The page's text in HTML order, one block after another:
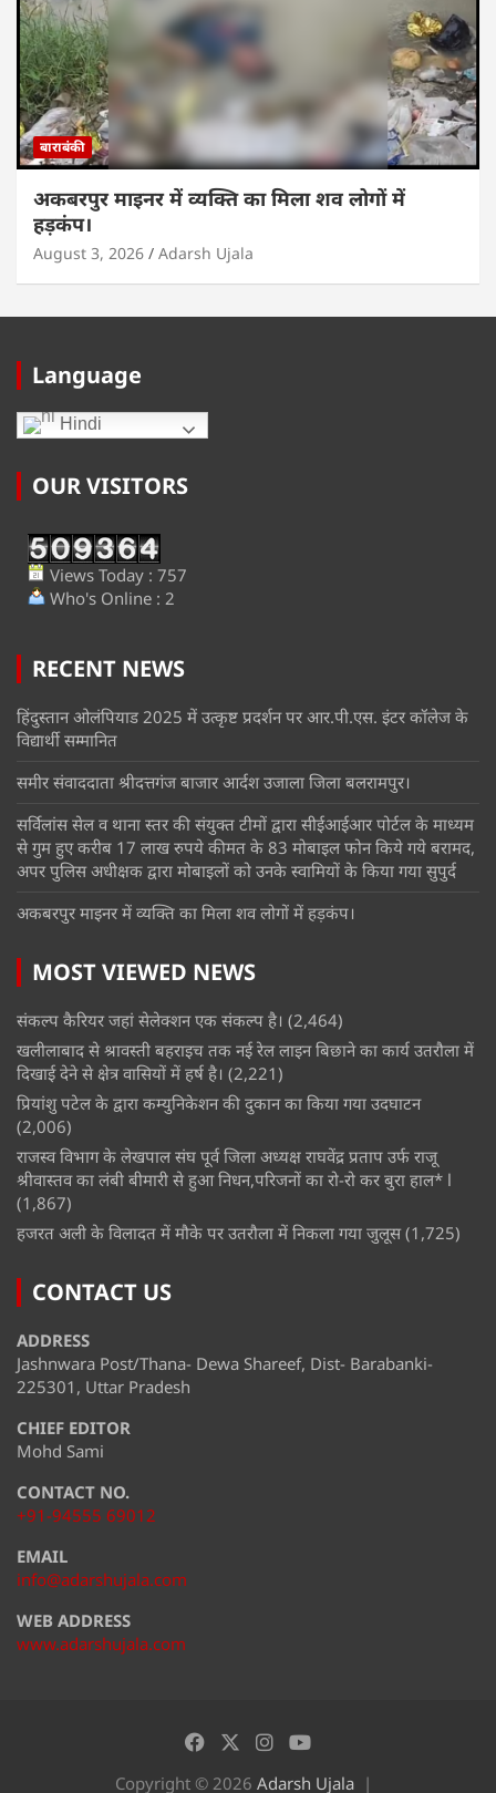
बाराबंकी
अकबरपुर माइनर में व्यक्ति का मिला शव लोगों में
हड़कंप।
August 3, 2026 Adarsh Ujala
Language
Hindi
OUR VISITORS
Views Today : 757
Who's Online : 2
RECENT NEWS
हिंदुस्तान ओलंपियाड 2025 में उत्कृष्ट प्रदर्शन पर आर.पी.एस. इंटर कॉलेज के
विद्यार्थी सम्मानित
समीर संवाददाता श्रीदत्तगंज बाजार आर्दश उजाला जिला बलरामपुर।
सर्विलांस सेल व थाना स्तर की संयुक्त टीमों द्वारा सीईआईआर पोर्टल के माध्यम
से गुम हुए करीब 17 लाख रुपये कीमत के 83 मोबाइल फोन किये गये बरामद,
अपर पुलिस अधीक्षक द्वारा मोबाइलों को उनके स्वामियों के किया गया सुपुर्द
अकबरपुर माइनर में व्यक्ति का मिला शव लोगों में हड़कंप।
MOST VIEWED NEWS
संकल्प कैरियर जहां सेलेक्शन एक संकल्प है। (2,464)
खलीलाबाद से श्रावस्ती बहराइच तक नई रेल लाइन बिछाने का कार्य उतरौला में
दिखाई देने से क्षेत्र वासियों में हर्ष है। (2,221)
प्रियांशु पटेल के द्वारा कम्युनिकेशन की दुकान का किया गया उदघाटन
(2,006)
राजस्व विभाग के लेखपाल संघ पूर्व जिला अध्यक्ष राघवेंद्र प्रताप उर्फ राजू
श्रीवास्तव का लंबी बीमारी से हुआ निधन,परिजनों का रो-रो कर बुरा हाल* l
(1,867)
हजरत अली के विलादत में मौके पर उतरौला में निकला गया जुलूस (1,725)
CONTACT US
ADDRESS
Jashnwara Post/Thana- Dewa Shareef, Dist- Barabanki-
225301, Uttar Pradesh
CHIEF EDITOR
Mohd Sami
CONTACT NO.
+91-94555 69012
EMAIL
info@adarshujala.com
WEB ADDRESS
www.adarshujala.com
Copyright © 2026 Adarsh Ujala